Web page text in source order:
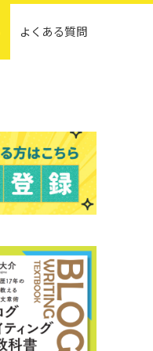
よくある質問